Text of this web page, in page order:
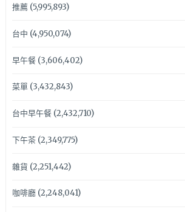
推薦(5,995,893)
台中 (4,950,074)
早午餐(3,606,402)
菜單(3,432,843)
台中早午餐(2,432,710)
下午茶(2,349,775)
雜貨 (2,251,442)
咖啡廳(2,248,041)